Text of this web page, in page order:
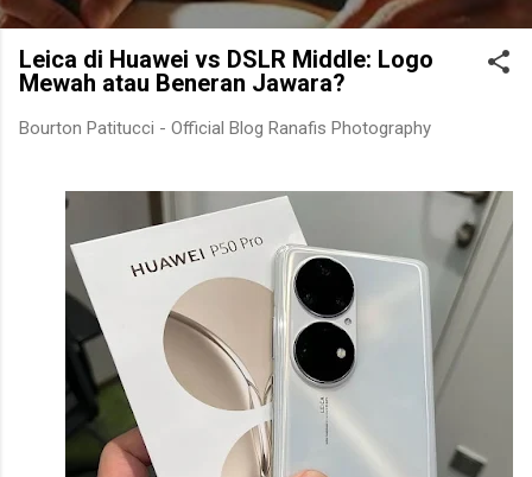
Leica di Huawei vs DSLR Middle: Logo
Mewah atau Beneran Jawara?
Bourton Patitucci - Official Blog Ranafis Photography